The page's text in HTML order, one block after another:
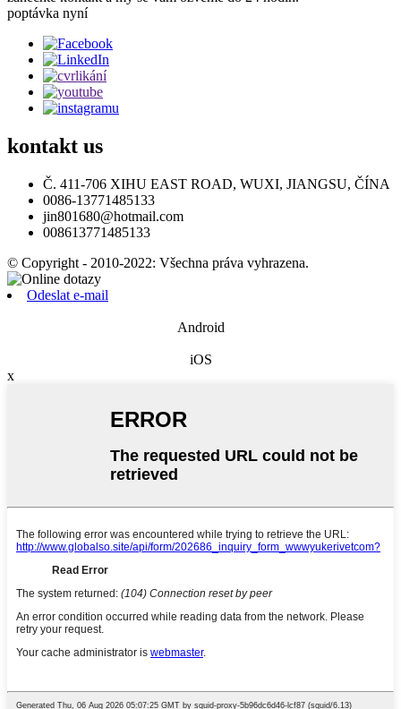
poptávka nyní
kontakt us
Č. 411-706 XIHU EAST ROAD, WUXI, JIANGSU, ČÍNA
0086-13771485133
jin801680@hotmail.com
008613771485133
© Copyright - 2010-2022: Všechna práva vyhrazena.
Odeslat e-mail
Android
iOS
x